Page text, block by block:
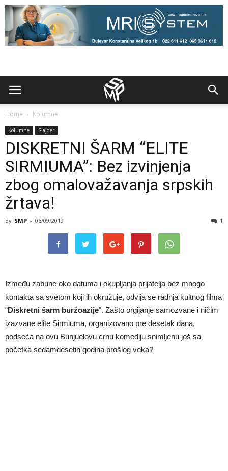
Home Kolumne
Kolumne Slajder
DISKRETNI ŠARM “ELITE
SIRMIUMA”: Bez izvinjenja
zbog omalovažavanja srpskih
žrtava!
By SMP - 06/09/2019 1
Između zabune oko datuma i okupljanja prijatelja bez mnogo
kontakta sa svetom koji ih okružuje, odvija se radnja kultnog filma
“Diskretni šarm buržoazije”. Zašto orgijanje samozvane i ničim
izazvane elite Sirmiuma, organizovano pre desetak dana,
podseća na ovu Bunjuelovu crnu komediju snimljenu još sa
početka sedamdesetih godina prošlog veka?